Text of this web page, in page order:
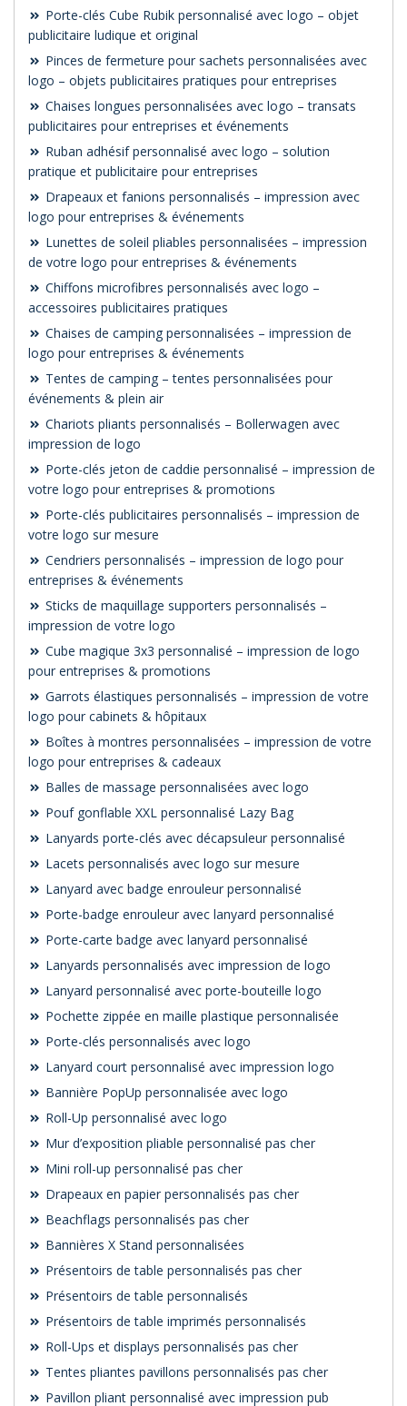
Porte-clés Cube Rubik personnalisé avec logo – objet
publicitaire ludique et original
Pinces de fermeture pour sachets personnalisées avec
logo – objets publicitaires pratiques pour entreprises
Chaises longues personnalisées avec logo – transats
publicitaires pour entreprises et événements
Ruban adhésif personnalisé avec logo – solution
pratique et publicitaire pour entreprises
Drapeaux et fanions personnalisés – impression avec
logo pour entreprises & événements
Lunettes de soleil pliables personnalisées – impression
de votre logo pour entreprises & événements
Chiffons microfibres personnalisés avec logo –
accessoires publicitaires pratiques
Chaises de camping personnalisées – impression de
logo pour entreprises & événements
Tentes de camping – tentes personnalisées pour
événements & plein air
Chariots pliants personnalisés – Bollerwagen avec
impression de logo
Porte-clés jeton de caddie personnalisé – impression de
votre logo pour entreprises & promotions
Porte-clés publicitaires personnalisés – impression de
votre logo sur mesure
Cendriers personnalisés – impression de logo pour
entreprises & événements
Sticks de maquillage supporters personnalisés –
impression de votre logo
Cube magique 3x3 personnalisé – impression de logo
pour entreprises & promotions
Garrots élastiques personnalisés – impression de votre
logo pour cabinets & hôpitaux
Boîtes à montres personnalisées – impression de votre
logo pour entreprises & cadeaux
Balles de massage personnalisées avec logo
Pouf gonflable XXL personnalisé Lazy Bag
Lanyards porte-clés avec décapsuleur personnalisé
Lacets personnalisés avec logo sur mesure
Lanyard avec badge enrouleur personnalisé
Porte-badge enrouleur avec lanyard personnalisé
Porte-carte badge avec lanyard personnalisé
Lanyards personnalisés avec impression de logo
Lanyard personnalisé avec porte-bouteille logo
Pochette zippée en maille plastique personnalisée
Porte-clés personnalisés avec logo
Lanyard court personnalisé avec impression logo
Bannière PopUp personnalisée avec logo
Roll-Up personnalisé avec logo
Mur d’exposition pliable personnalisé pas cher
Mini roll-up personnalisé pas cher
Drapeaux en papier personnalisés pas cher
Beachflags personnalisés pas cher
Bannières X Stand personnalisées
Présentoirs de table personnalisés pas cher
Présentoirs de table personnalisés
Présentoirs de table imprimés personnalisés
Roll-Ups et displays personnalisés pas cher
Tentes pliantes pavillons personnalisés pas cher
Pavillon pliant personnalisé avec impression pub